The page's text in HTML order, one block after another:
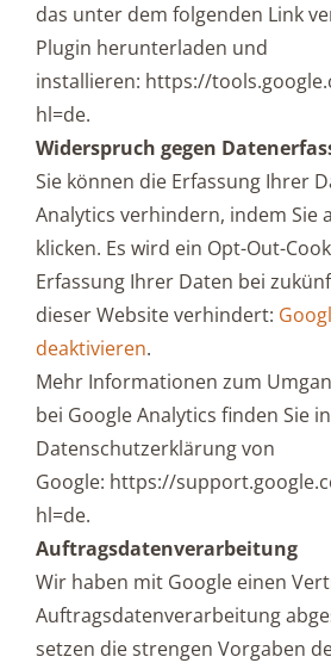
das unter dem folgenden Link
Plugin herunterladen und
installieren: https://
hl=de.
Widerspruch gegen
Sie können die Erfassung Ihrer
Analytics verhindern, indem Sie
klicken. Es wird ein Opt-Out-
Erfassung Ihrer Daten bei
dieser Website verhindert:
deaktivieren.
Mehr Informationen zum
bei Google Analytics finden Sie
Datenschutzerklärung von
Google: https://
hl=de.
Auftragsdatenverarbeitung
Wir haben mit Google einen
Auftragsdatenverarbeitung
setzen die strengen Vorgaben